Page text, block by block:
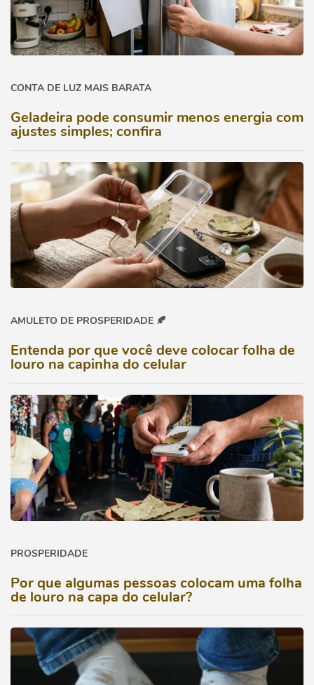
CONTA DE LUZ MAIS BARATA
Geladeira pode consumir menos energia com
ajustes simples; confira
AMULETO DE PROSPERIDADE 🍂
Entenda por que você deve colocar folha de
louro na capinha do celular
PROSPERIDADE
Por que algumas pessoas colocam uma folha
de louro na capa do celular?